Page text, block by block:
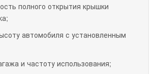
полного открытия крышки
автомобиля с установленным
и частоту использования;